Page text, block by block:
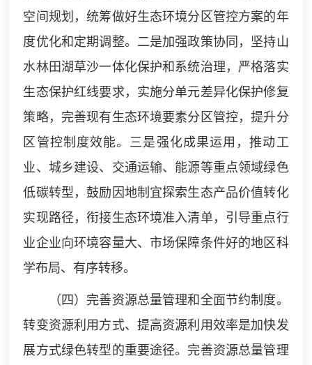
空间规划，统筹做好生态环境分区管控方案的年
度优化和定期调整。二是加强政策协同，坚持山
水林田湖草沙一体化保护和系统治理，严格落实
生态保护红线要求，实施分单元差异化保护修复
策略，完善现有生态环境要素分区管控，提升分
区管控制度效能。三是强化成果运用，推动工
业、城乡建设、交通运输、能源等重点领域绿色
低碳转型，鼓励因地制宜探索生态产品价值转化
实现路径，衔接生态环境准入清单，引导重点行
业企业向环境容量大、市场保障条件好的地区科
学布局、有序转移。
（四）完善资源总量管理和全面节约制度。
转变资源利用方式、提高资源利用效率是加快发
展方式绿色转型的重要途径。完善资源总量管理